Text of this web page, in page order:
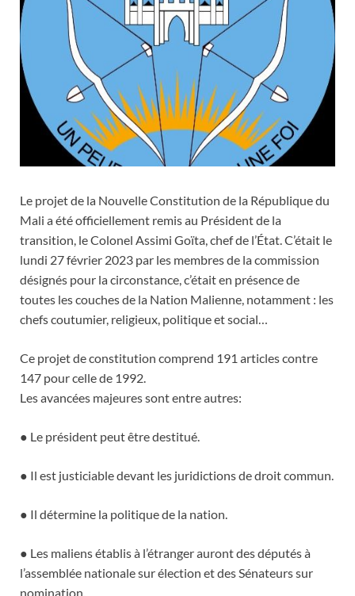
Le projet de la Nouvelle Constitution de la République du
Mali a été officiellement remis au Président de la
transition, le Colonel Assimi Goïta, chef de l’État. C’était le
lundi 27 février 2023 par les membres de la commission
désignés pour la circonstance, c’était en présence de
toutes les couches de la Nation Malienne, notamment : les
chefs coutumier, religieux, politique et social…
Ce projet de constitution comprend 191 articles contre
147 pour celle de 1992.
Les avancées majeures sont entre autres:
● Le président peut être destitué.
● Il est justiciable devant les juridictions de droit commun.
● Il détermine la politique de la nation.
● Les maliens établis à l’étranger auront des députés à
l’assemblée nationale sur élection et des Sénateurs sur
nomination.